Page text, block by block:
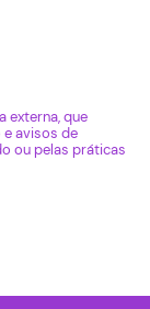
externa, que
avisos de
ou pelas práticas